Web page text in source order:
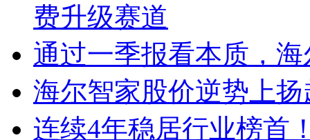
费升级赛道
通过一季报看本质，
海尔智家股价逆势上
连续4年稳居行业榜首